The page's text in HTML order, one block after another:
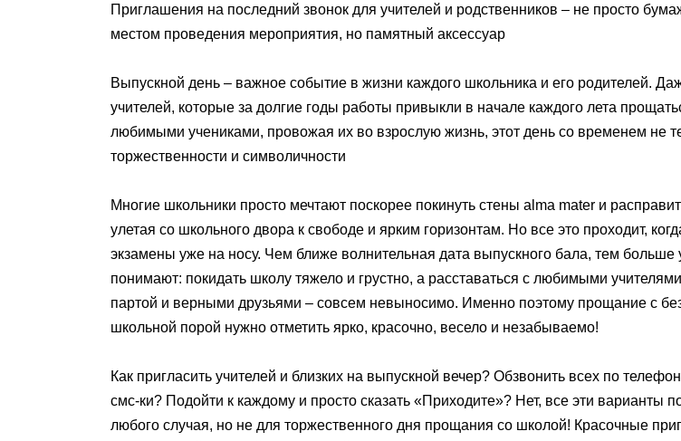
Приглашения на последний звонок для учителей и родственников – не просто
местом проведения мероприятия, но памятный аксессуар
Выпускной день – важное событие в жизни каждого школьника и его родителей.
учителей, которые за долгие годы работы привыкли в начале каждого лета
любимыми учениками, провожая их во взрослую жизнь, этот день со временем не
торжественности и символичности
Многие школьники просто мечтают поскорее покинуть стены alma mater и
улетая со школьного двора к свободе и ярким горизонтам. Но все это проходит,
экзамены уже на носу. Чем ближе волнительная дата выпускного бала, тем больше
понимают: покидать школу тяжело и грустно, а расставаться с любимыми
партой и верными друзьями – совсем невыносимо. Именно поэтому прощание с
школьной порой нужно отметить ярко, красочно, весело и незабываемо!
Как пригласить учителей и близких на выпускной вечер? Обзвонить всех по
смс-ки? Подойти к каждому и просто сказать «Приходите»? Нет, все эти варианты
любого случая, но не для торжественного дня прощания со школой! Красочные